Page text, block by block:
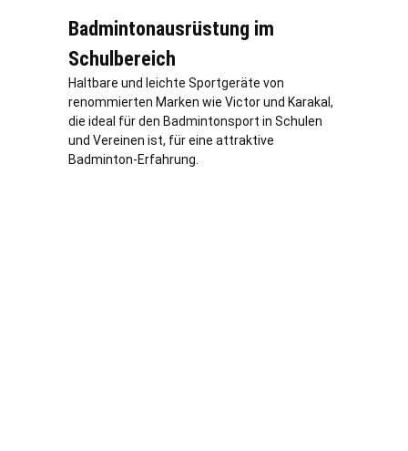
Badmintonausrüstung im
Schulbereich
Haltbare und leichte Sportgeräte von
renommierten Marken wie Victor und Karakal,
die ideal für den Badmintonsport in Schulen
und Vereinen ist, für eine attraktive
Badminton-Erfahrung.